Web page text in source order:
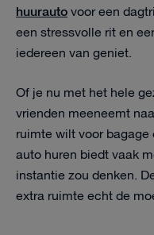
huurautovoor een
een stressvolle rit en
iedereen van geniet.
Of je nu met het hele
vrienden meeneemt
ruimte wilt voor
auto huren biedt vaak
instantie zou denken.
extra ruimte echt de